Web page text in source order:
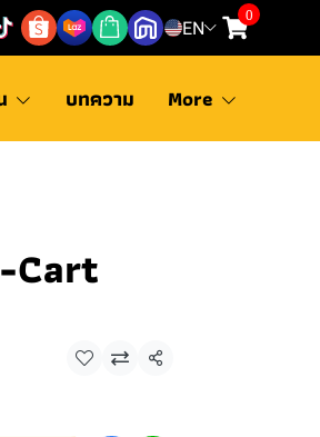
EN
0
บทความ More
Cart
Share